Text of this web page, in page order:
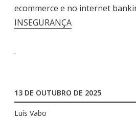
ecommerce e no internet
INSEGURANÇA
.
13 DE OUTUBRO DE 2025
Luís Vabo